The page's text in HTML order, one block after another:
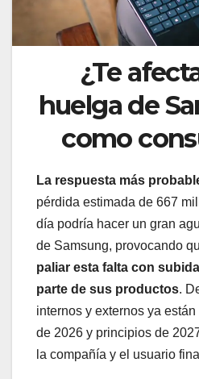
¿Te
huelga de
como
La respuesta más
pérdida estimada de 667
día podría hacer un gran
de Samsung, provocando
paliar esta falta con
parte de sus productos.
internos y externos ya
de 2026 y principios de
la compañía y el usuario